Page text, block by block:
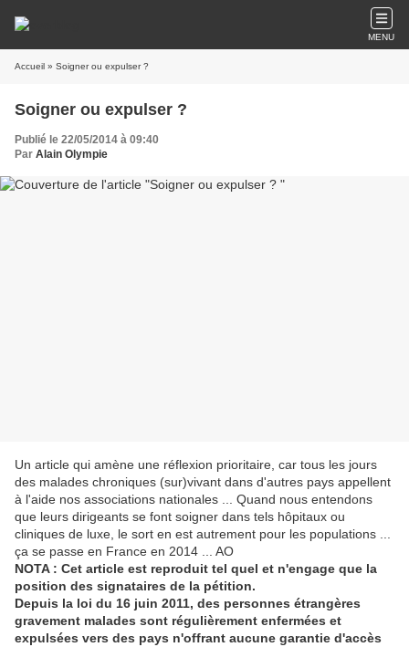
MENU
Accueil » Soigner ou expulser ?
Soigner ou expulser ?
Publié le 22/05/2014 à 09:40
Par Alain Olympie
Un article qui amène une réflexion prioritaire, car tous les jours
des malades chroniques (sur)vivant dans d'autres pays appellent
à l'aide nos associations nationales ... Quand nous entendons
que leurs dirigeants se font soigner dans tels hôpitaux ou
cliniques de luxe, le sort en est autrement pour les populations ...
ça se passe en France en 2014 ... AO
NOTA : Cet article est reproduit tel quel et n'engage que la
position des signataires de la pétition.
Depuis la loi du 16 juin 2011, des personnes étrangères
gravement malades sont régulièrement enfermées et
expulsées vers des pays n'offrant aucune garantie d'accès